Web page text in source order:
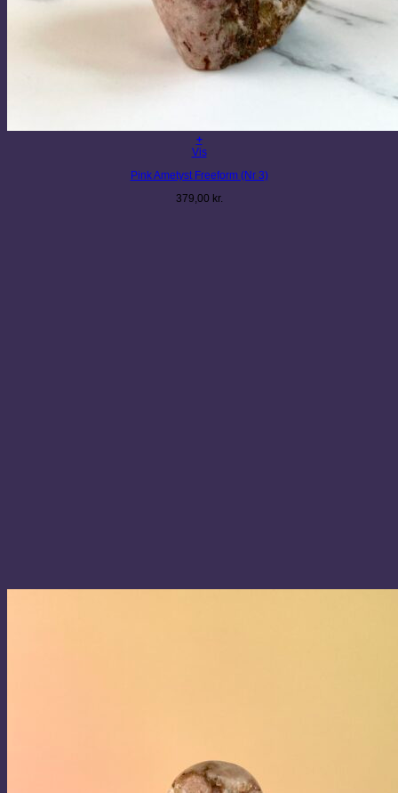
+
Vis
Pink Ametyst Freeform (Nr 3)
379,00 kr.